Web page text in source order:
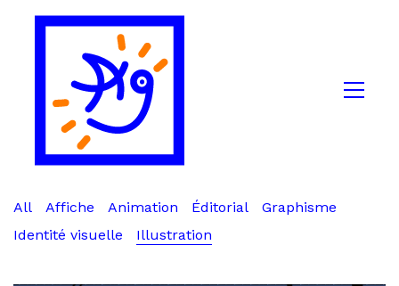
All Affiche Animation Éditorial
Graphisme
Identité visuelle
Illustration